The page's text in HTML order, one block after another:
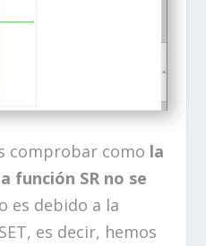
comprobar como la
función SR no se
es debido a la
es decir, hemos